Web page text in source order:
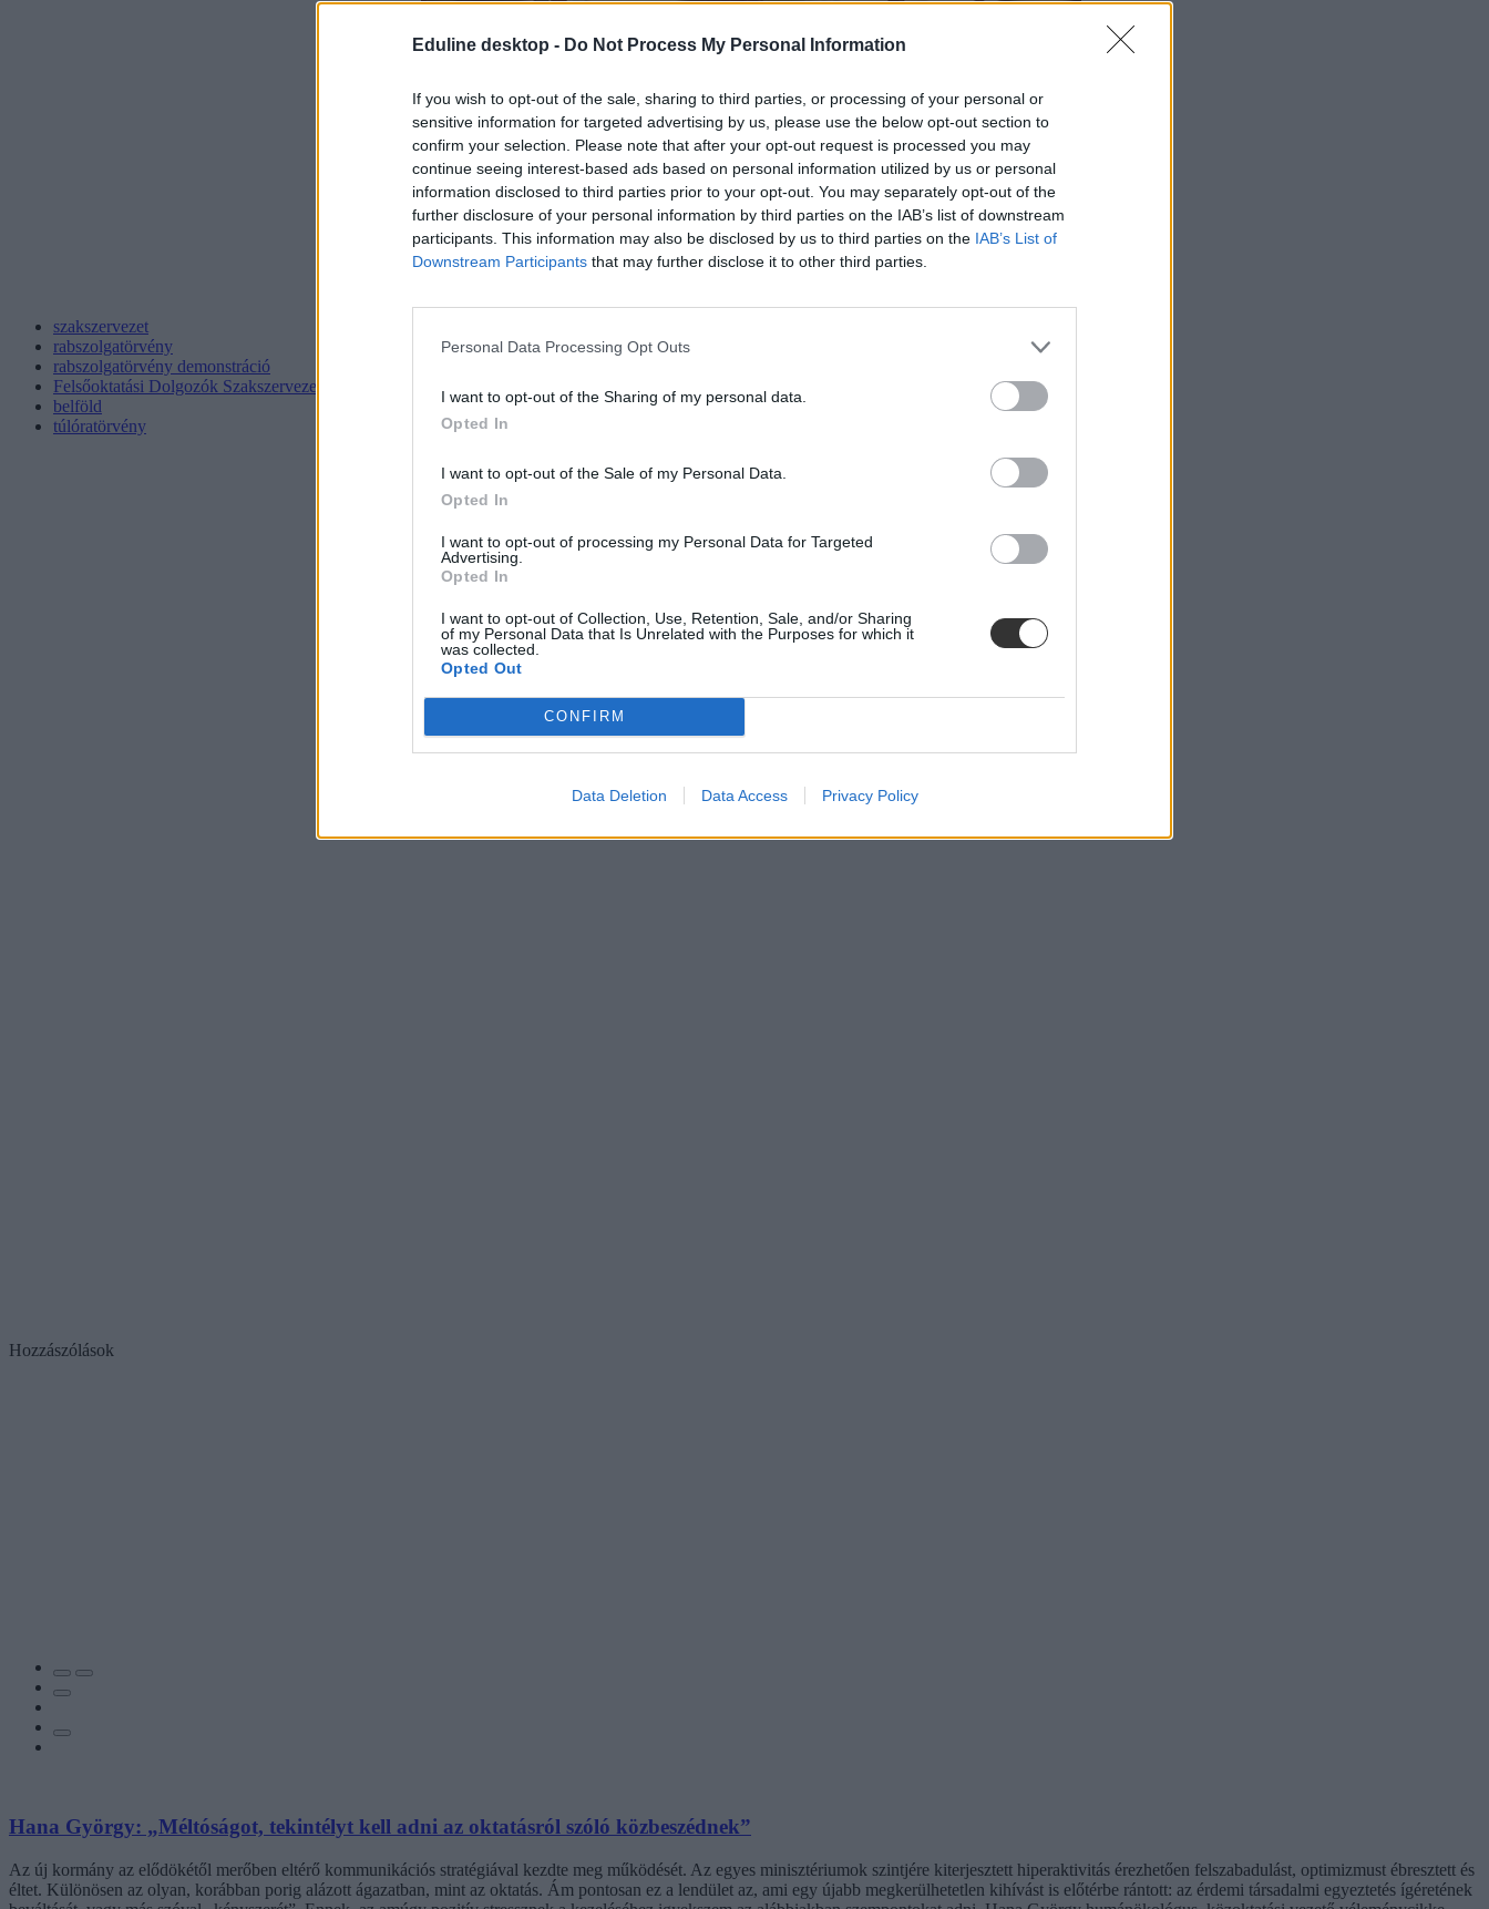
Eduline desktop - Do Not Process My Personal Information
If you wish to opt-out of the sale, sharing to third parties, or processing of your personal or
sensitive information for targeted advertising by us, please use the below opt-out section to
confirm your selection. Please note that after your opt-out request is processed you may
continue seeing interest-based ads based on personal information utilized by us or personal
information disclosed to third parties prior to your opt-out. You may separately opt-out of the
further disclosure of your personal information by third parties on the IAB’s list of downstream
participants. This information may also be disclosed by us to third parties on the IAB’s List of
Downstream Participants that may further disclose it to other third parties.
Personal Data Processing Opt Outs
I want to opt-out of the Sharing of my personal data.
Opted In
I want to opt-out of the Sale of my Personal Data.
Opted In
I want to opt-out of processing my Personal Data for Targeted
Advertising.
Opted In
I want to opt-out of Collection, Use, Retention, Sale, and/or Sharing
of my Personal Data that Is Unrelated with the Purposes for which it
was collected.
Opted Out
CONFIRM
Data Deletion Data Access Privacy Policy
szakszervezet
rabszolgatörvény
rabszolgatörvény demonstráció
Felsőoktatási Dolgozók Szakszervezete
belföld
túlóratörvény
Hozzászólások
Hana György: „Méltóságot, tekintélyt kell adni az oktatásról szóló közbeszédnek”
Az új kormány az elődökétől merőben eltérő kommunikációs stratégiával kezdte meg működését. Az egyes minisztériumok szintjére kiterjesztett hiperaktivitás érezhetően felszabadulást, optimizmust ébresztett és
éltet. Különösen az olyan, korábban porig alázott ágazatban, mint az oktatás. Ám pontosan ez a lendület az, ami egy újabb megkerülhetetlen kihívást is előtérbe rántott: az érdemi társadalmi egyeztetés ígéretének